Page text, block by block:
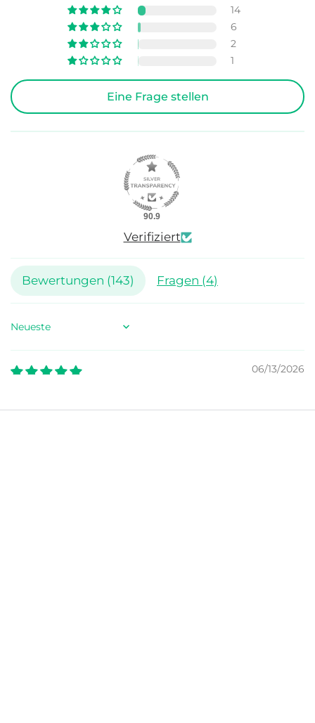
14
6
2
1
Eine Frage stellen
90.9
Verifiziert
Bewertungen (143) Fragen (4)
Sort by
06/13/2026